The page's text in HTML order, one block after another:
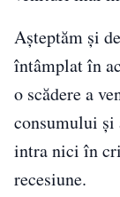
Aşteptăm şi
întâmplat în
o scădere a
consumului
intra nici în
recesiune.